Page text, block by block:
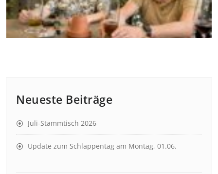
Neueste Beiträge
Juli-Stammtisch 2026
Update zum Schlappentag am Montag, 01.06.